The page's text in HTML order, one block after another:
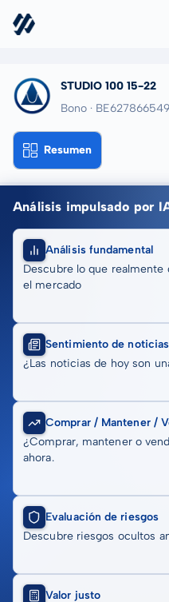
STUDIO 100 15-22
Bono ·
Resumen
Análisis impulsado por
Análisis fundamental
Descubre lo que
el mercado
Sentimiento de noticias
¿Las noticias de hoy son
Comprar / Mantener /
¿Comprar, mantener o
ahora.
Evaluación de riesgos
Descubre riesgos ocultos
Valor justo